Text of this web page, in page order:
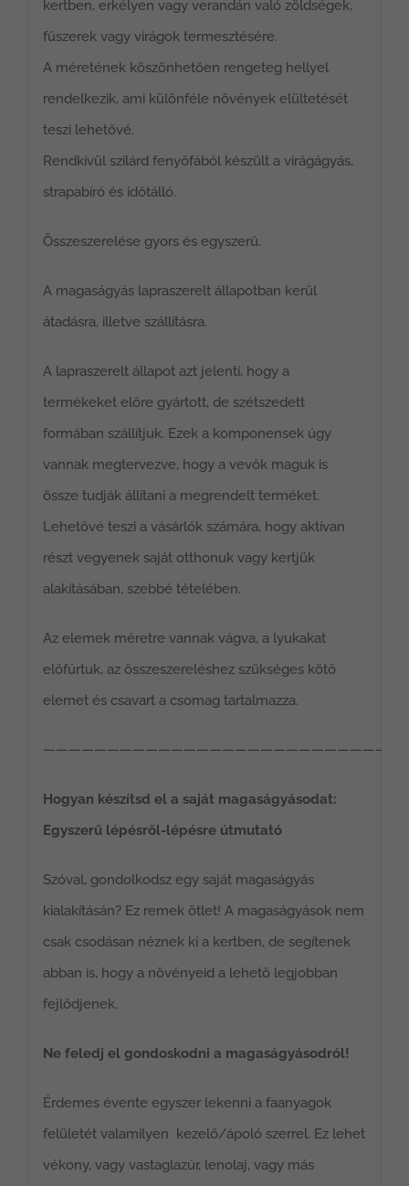
kertben, erkélyen vagy verandán való zöldségek,
fűszerek vagy virágok termesztésére.
A méretének köszönhetően rengeteg hellyel
rendelkezik, ami különféle növények elültetését
teszi lehetővé.
Rendkívül szilárd fenyőfából készült a virágágyás,
strapabíró és időtálló.
Összeszerelése gyors és egyszerű.
A magaságyás lapraszerelt állapotban kerül
átadásra, illetve szállításra.
A lapraszerelt állapot azt jelenti, hogy a
termékeket előre gyártott, de szétszedett
formában szállítjuk. Ezek a komponensek úgy
vannak megtervezve, hogy a vevők maguk is
össze tudják állítani a megrendelt terméket.
Lehetővé teszi a vásárlók számára, hogy aktívan
részt vegyenek saját otthonuk vagy kertjük
alakításában, szebbé tételében.
Az elemek méretre vannak vágva, a lyukakat
előfúrtuk, az összeszereléshez szükséges kötő
elemet és csavart a csomag tartalmazza.
Hogyan készítsd el a saját magaságyásodat:
Egyszerű lépésről-lépésre útmutató
Szóval, gondolkodsz egy saját magaságyás
kialakításán? Ez remek ötlet! A magaságyások nem
csak csodásan néznek ki a kertben, de segítenek
abban is, hogy a növényeid a lehető legjobban
fejlődjenek.
Ne feledj el gondoskodni a magaságyásodról!
Érdemes évente egyszer lekenni a faanyagok
felületét valamilyen kezelő/ápoló szerrel. Ez lehet
vékony, vagy vastaglazúr, lenolaj, vagy más